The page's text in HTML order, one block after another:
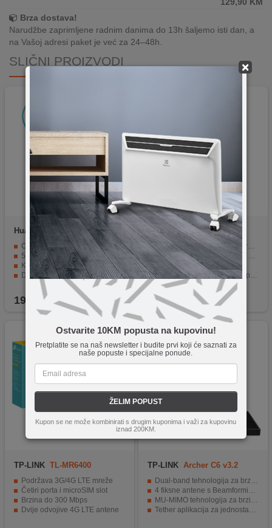
×
Ostvarite 10KM popusta na kupovinu!
Pretplatite se na naš newsletter i budite prvi koji će saznati za
naše popuste i specijalne ponude.
ŽELIM POPUST
Kupon se ne može kombinirati s drugim kuponima i važi za kupovinu
iznad 200KM.
Brza dostava!
Narudžbe zaprimljene radnim danima do 13h šaljemo isti dan, a
na Vašoj adresi paket je već za 24–48h.
SLIČNI PROIZVODI
Huawei
5dBi, SMA, Router
Antenna
Omni antena za 4G Huawei ruter
5 dBi
Konektor SMA muški
Dužina antene 19 cm
Polarizacija vertikalna
19,90 KM
REDLINE LTE-12
4G LTE podrška za brzi internet.
Integrirani 4G LTE modem s SIM utorom.
WiFi brzine do 300 Mbps.
Napredne antene za veliku pokrivenost.
Svestranost s podrškom za različite vrste povezivanja.
119,90 KM
TP-LINK TL-MR6400
Podržava 3G/4G LTE mreže
Četiri porta i microSIM slot
Brzina do 300 Mbps
Dvije odvojive 4G LTE antene
TP-LINK Archer C6 v3.2
Dual-band tehnologija za brz internet.
4 fiksne antene s Beamforming tehnologijom.
MU-MIMO tehnologija za brzi prijenos podataka.
Tether aplikacija za jednostavno upravljanje mrežom.